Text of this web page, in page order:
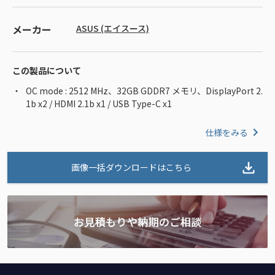
メーカー ASUS (エイスース)
この製品について
OC mode : 2512 MHz、32GB GDDR7 メモリ、DisplayPort 2.
1b x2 / HDMI 2.1b x1 / USB Type-C x1
仕様をみる
画像一括ダウンロードはこちら